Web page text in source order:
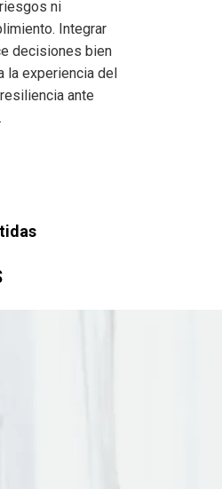
ni
Integrar
decisiones bien
la experiencia del
ante